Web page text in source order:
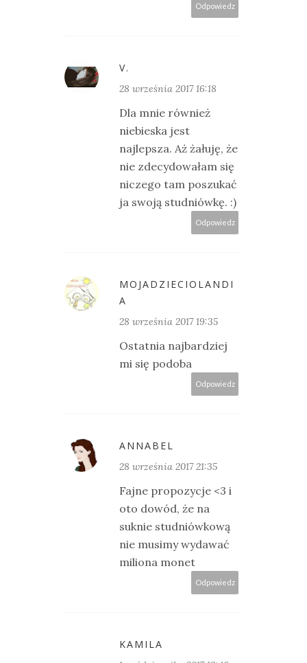
Odpowiedz
V.
28 września 2017 16:18
Dla mnie również
niebieska jest
najlepsza. Aż żałuję, że
nie zdecydowałam się
niczego tam poszukać
ja swoją studniówkę. :)
Odpowiedz
MOJADZIECIOLANDI
A
28 września 2017 19:35
Ostatnia najbardziej
mi się podoba
Odpowiedz
ANNABEL
28 września 2017 21:35
Fajne propozycje <3 i
oto dowód, że na
suknie studniówkową
nie musimy wydawać
miliona monet
Odpowiedz
KAMILA